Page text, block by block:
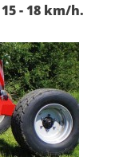
- 18 km/h.